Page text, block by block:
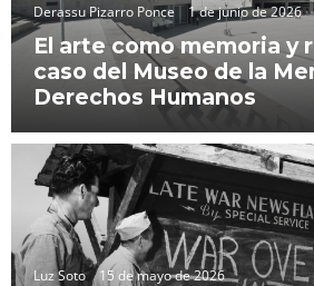
Derassu Pizarro Ponce 1 de junio de 2026
El arte como memoria y
caso del Museo de la
Derechos Humanos
Luz Soto 15 de mayo de 2026